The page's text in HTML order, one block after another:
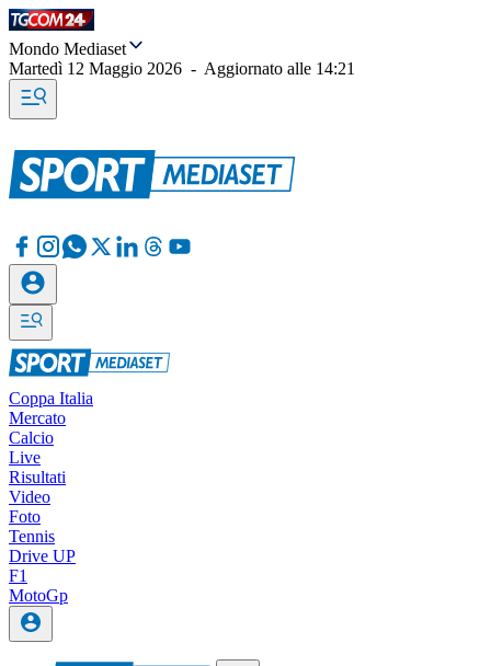
Mondo Mediaset
Martedì 12 Maggio 2026 - Aggiornato alle 14:21
Coppa Italia
Mercato
Calcio
Live
Risultati
Video
Foto
Tennis
Drive UP
F1
MotoGp